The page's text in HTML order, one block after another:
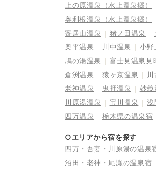
上の原温泉（水上温泉郷）
奥利根温泉（水上温泉郷）
寄居山温泉
猪ノ田温泉
奥平温泉
川中温泉 小野
鳩の湯温泉
富士見温泉見
倉渕温泉
猿ヶ京温泉 川
老神温泉
鬼押温泉 妙義
川原湯温泉
宝川温泉 浅
四万温泉
栃木県の温泉宿
○エリアから宿を探す
四万・吾妻・川原湯の温泉
沼田・老神・尾瀬の温泉宿